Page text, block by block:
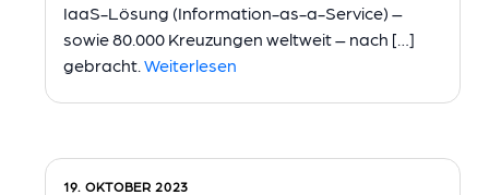
IaaS-Lösung (Information-as-a-Service) –
sowie 80.000 Kreuzungen weltweit – nach […]
gebracht. Weiterlesen
19. OKTOBER 2023